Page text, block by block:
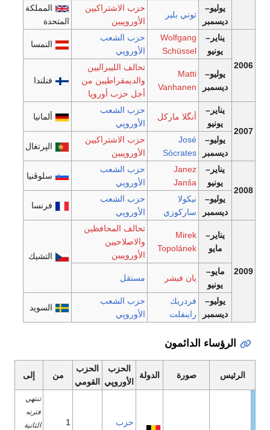
يوليو–
ديسمبر
توني بلير
حزب الاشتراكيين
الأوروپيين
المملكة
المتحدة
2006
يناير–
يونيو
Wolfgang
Schüssel
حزب الشعب
الأوروپي
النمسا
يوليو–
ديسمبر
Matti
Vanhanen
تحالف الليبراليين
والديمقراطيين من
أجل حزب أوروپا
فنلندا
2007
يناير–
يونيو
أنگلا ماركل
حزب الشعب
الأوروپي
ألمانيا
يوليو–
ديسمبر
José
Sócrates
حزب الاشتراكيين
الأوروپيين
الپرتغال
2008
يناير–
يونيو
Janez
Janša
حزب الشعب
الأوروپي
سلوڤنيا
يوليو–
ديسمبر
نيكولا
ساركوزي
حزب الشعب
الأوروپي
فرنسا
2009
يناير–
مايو
Mirek
Topolánek
تحالف المحافظين
والاصلاحيين
الأوروپيين
التشيك
مايو–
يونيو
يان فيشر مستقل
يوليو–
ديسمبر
فردريك
راينفلت
حزب الشعب
الأوروپي
السويد
الرؤساء الدائمون
الرئيس صورة الدولة
الحزب
الأوروپي
الحزب
القومي
من إلى
حزب
1
تنتهي
فترته
الثانية